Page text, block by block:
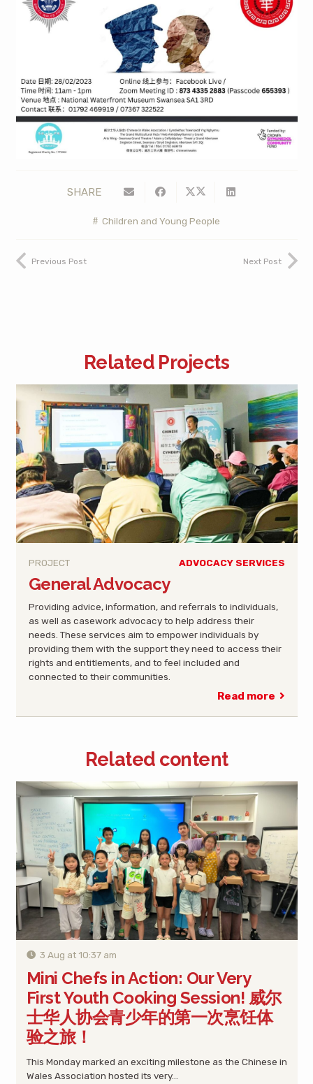
SHARE
Children and Young People
Previous Post Next Post
Related Projects
PROJECT ADVOCACY SERVICES
General Advocacy
Providing advice, information, and referrals to individuals,
as well as casework advocacy to help address their
needs. These services aim to empower individuals by
providing them with the support they need to access their
rights and entitlements, and to feel included and
connected to their communities.
Read more
Related content
3 Aug at 10:37 am
Mini Chefs in Action: Our Very
First Youth Cooking Session! 威尔
士华人协会青少年的第一次烹饪体
验之旅！
This Monday marked an exciting milestone as the Chinese in
Wales Association hosted its very…